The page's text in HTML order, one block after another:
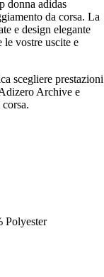
donna adidas
da corsa. La
e design elegante
vostre uscite e
scegliere prestazioni
Archive e
Polyester